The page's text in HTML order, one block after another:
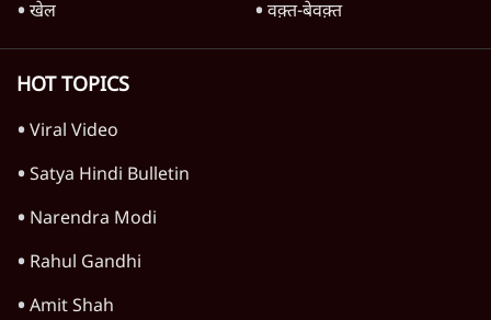
खेल
वक़्त-बेवक़्त
HOT TOPICS
Viral Video
Satya Hindi Bulletin
Narendra Modi
Rahul Gandhi
Amit Shah